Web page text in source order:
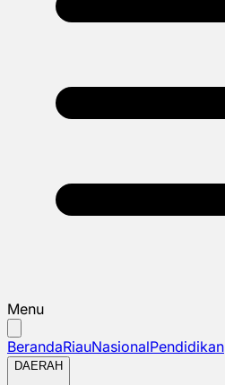
Menu
BerandaRiauNasionalPendidikan
DAERAH